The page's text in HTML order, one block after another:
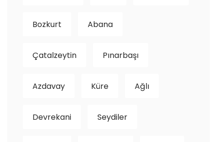
Bozkurt Abana
Çatalzeytin Pınarbaşı
Azdavay Küre Ağlı
Devrekani Seydiler